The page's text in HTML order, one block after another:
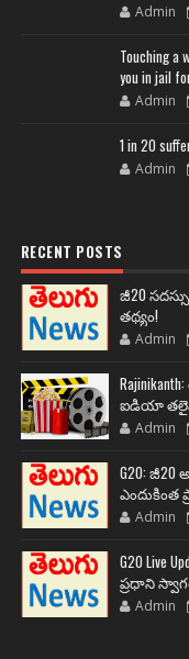
Admin
Touching a
you in jail
Admin
1 in 20
Admin
RECENT POSTS
జీ20
తథ్యం!
Admin
ఐడియా
Admin
G20: జీ20
ఎందుకింత
Admin
G20 Live
ప్రధాని
Admin